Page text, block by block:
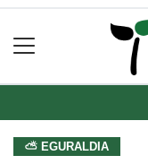
⛅ EGURALDIA